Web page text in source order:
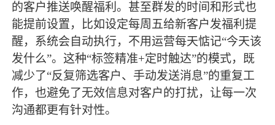
的客户推送唤醒福利。甚至群发的时间和形式也
能提前设置，比如设定每周五给新客户发福利提
醒，系统会自动执行，不用运营每天惦记“今天该
发什么”。这种“标签精准+定时触达”的模式，既
减少了“反复筛选客户、手动发送消息”的重复工
作，也避免了无效信息对客户的打扰，让每一次
沟通都更有针对性。